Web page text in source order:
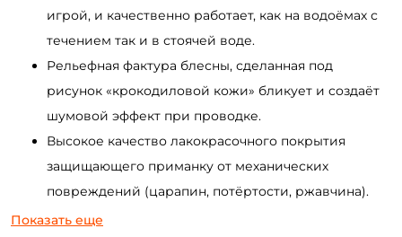
игрой, и качественно работает, как на водоёмах с
течением так и в стоячей воде.
Рельефная фактура блесны, сделанная под
рисунок «крокодиловой кожи» бликует и создаёт
шумовой эффект при проводке.
Высокое качество лакокрасочного покрытия
защищающего приманку от механических
повреждений (царапин, потёртости, ржавчина).
Интересные варианты расцветок с
Показать еще